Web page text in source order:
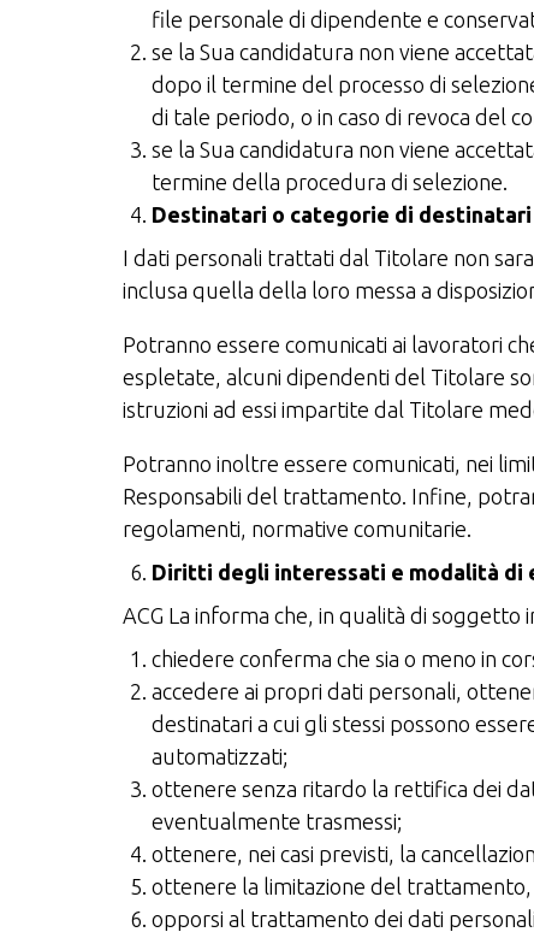
file personale di dipendente e
se la Sua candidatura non viene
dopo il termine del processo di
di tale periodo, o in caso di revoca del
se la Sua candidatura non viene
termine della procedura di selezione.
Destinatari o categorie di
I dati personali trattati dal Titolare non
inclusa quella della loro messa a
Potranno essere comunicati ai lavoratori
espletate, alcuni dipendenti del Titolare
istruzioni ad essi impartite dal Titolare
Potranno inoltre essere comunicati, nei
Responsabili del trattamento. Infine,
regolamenti, normative comunitarie.
Diritti degli interessati e modalità di
ACG La informa che, in qualità di
chiedere conferma che sia o meno in
accedere ai propri dati personali,
destinatari a cui gli stessi possono
automatizzati;
ottenere senza ritardo la rettifica dei
eventualmente trasmessi;
ottenere, nei casi previsti, la
ottenere la limitazione del
opporsi al trattamento dei dati